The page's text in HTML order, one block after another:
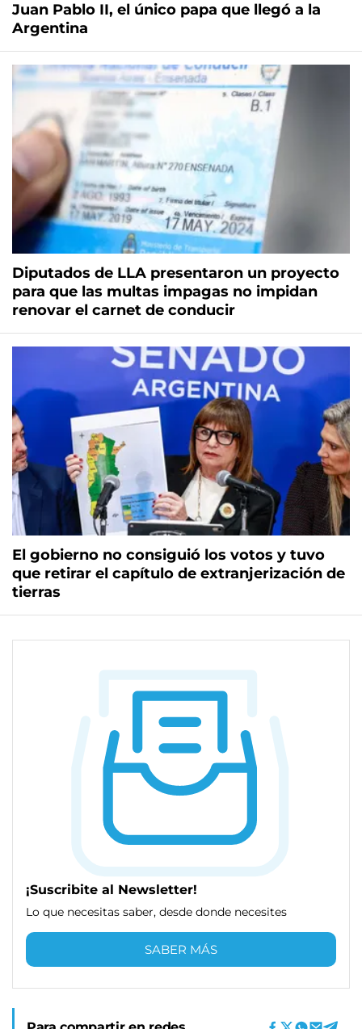
Juan Pablo II, el único papa que llegó a la
Argentina
Diputados de LLA presentaron un proyecto
para que las multas impagas no impidan
renovar el carnet de conducir
El gobierno no consiguió los votos y tuvo
que retirar el capítulo de extranjerización de
tierras
¡Suscribite al Newsletter!
Lo que necesitas saber, desde donde necesites
SABER MÁS